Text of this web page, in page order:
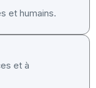
et humains.
et à